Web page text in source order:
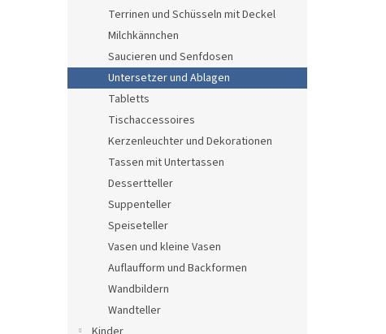
Terrinen und Schüsseln mit Deckel
Milchkännchen
Saucieren und Senfdosen
Untersetzer und Ablagen
Tabletts
Tischaccessoires
Kerzenleuchter und Dekorationen
Tassen mit Untertassen
Dessertteller
Suppenteller
Speiseteller
Vasen und kleine Vasen
Auflaufform und Backformen
Wandbildern
Wandteller